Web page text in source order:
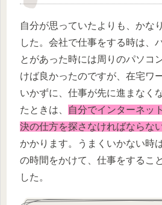
自分が思っていたよりも、かな
した。会社で仕事をする時は、
とがあった時には周りのパソコ
けば良かったのですが、在宅ワ
いかずに、仕事が先に進まなく
たときは、
自分でインターネッ
決の仕方を探さなければならな
かかります。うまくいかない時は
の時間をかけて、仕事をするこ
した。